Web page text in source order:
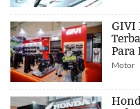
GIVI
Para
Motor